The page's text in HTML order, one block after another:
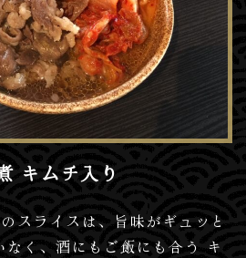
キムチ入り
スライスは、旨味がギュッと
く、酒にもご飯にも合う キ